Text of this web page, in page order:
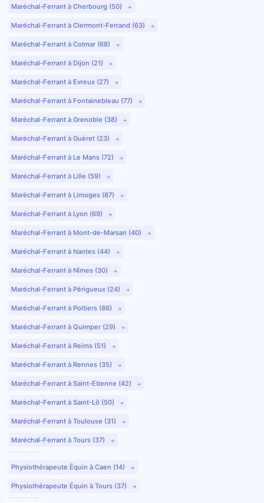
Maréchal-Ferrant à Cherbourg (50)
Maréchal-Ferrant à Clermont-Ferrand (63)
Maréchal-Ferrant à Colmar (68)
Maréchal-Ferrant à Dijon (21)
Maréchal-Ferrant à Evreux (27)
Maréchal-Ferrant à Fontainebleau (77)
Maréchal-Ferrant à Grenoble (38)
Maréchal-Ferrant à Guéret (23)
Maréchal-Ferrant à Le Mans (72)
Maréchal-Ferrant à Lille (59)
Maréchal-Ferrant à Limoges (87)
Maréchal-Ferrant à Lyon (69)
Maréchal-Ferrant à Mont-de-Marsan (40)
Maréchal-Ferrant à Nantes (44)
Maréchal-Ferrant à Nîmes (30)
Maréchal-Ferrant à Périgueux (24)
Maréchal-Ferrant à Poitiers (86)
Maréchal-Ferrant à Quimper (29)
Maréchal-Ferrant à Reims (51)
Maréchal-Ferrant à Rennes (35)
Maréchal-Ferrant à Saint-Etienne (42)
Maréchal-Ferrant à Saint-Lô (50)
Maréchal-Ferrant à Toulouse (31)
Maréchal-Ferrant à Tours (37)
Physiothérapeute Équin à Caen (14)
Physiothérapeute Équin à Tours (37)